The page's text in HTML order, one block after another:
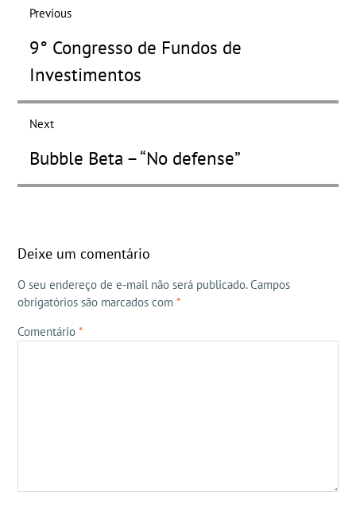
dePrevious
post:
9° Congresso de Fundos de
Investimentos
Next
post:
Bubble Beta – “No defense”
Deixe um comentário
O seu endereço de e-mail não será publicado. Campos
obrigatórios são marcados com *
Comentário *